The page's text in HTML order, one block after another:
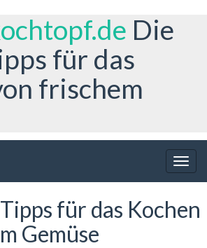
Die
für das
frischem
für das Kochen
Gemüse